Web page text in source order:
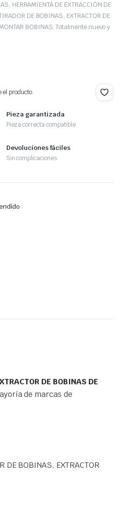
HERRAMIENTA DE EXTRACCIÓN DE
DE BOBINAS, EXTRACTOR DE
BOBINAS. Totalmente nuevo y
el producto.
Pieza garantizada
Pieza correcta compatible
Devoluciones fáciles
Sin complicaciones
DE BOBINAS DE
de marcas de
DE BOBINAS, EXTRACTOR